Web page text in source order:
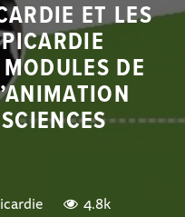
ET LES
DE
4.8k